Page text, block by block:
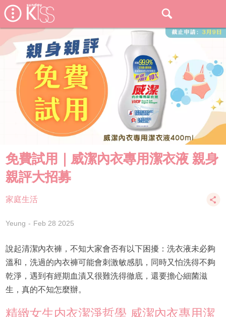
免費試用｜威潔內衣專用潔衣液 親身
親評大招募
家庭生活
Yeung Feb 28 2025
說起清潔內衣褲，不知大家會否有以下困擾：洗衣液未必夠
溫和，洗過的內衣褲可能會刺激敏感肌，同時又怕洗得不夠
乾淨，遇到有經期血漬又很難洗得徹底，還要擔心細菌滋
生，真的不知怎麼辦。
精緻女生内衣潔淨哲學 威潔內衣專用潔